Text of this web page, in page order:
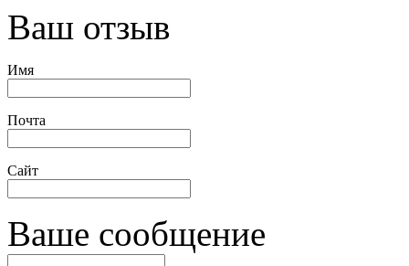
Ваш отзыв
Имя
Почта
Сайт
Ваше сообщение